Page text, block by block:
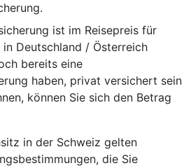
ist im Reisepreis für
Deutschland / Österreich
bereits eine
haben, privat versichert sein
können Sie sich den Betrag
in der Schweiz gelten
die Sie